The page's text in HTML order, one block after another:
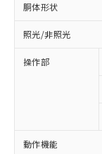
胴体形状
照光/非照光
操作部
動作機能